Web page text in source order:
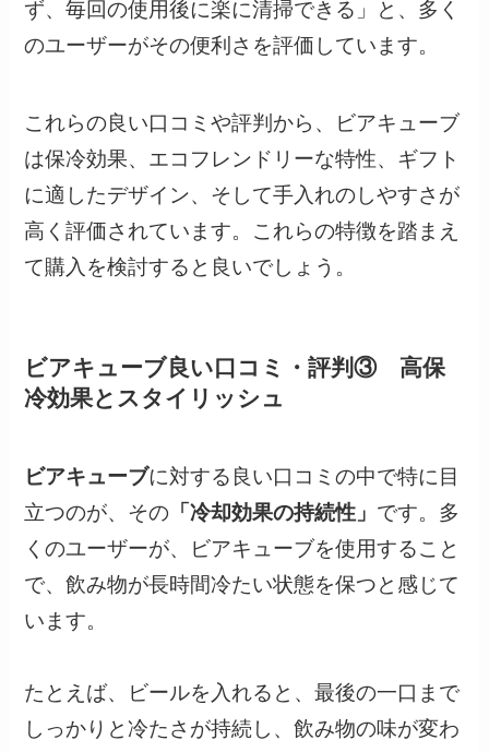
ず、毎回の使用後に楽に清掃できる」と、多く
のユーザーがその便利さを評価しています。
これらの良い口コミや評判から、ビアキューブ
は保冷効果、エコフレンドリーな特性、ギフト
に適したデザイン、そして手入れのしやすさが
高く評価されています。これらの特徴を踏まえ
て購入を検討すると良いでしょう。
ビアキューブ良い口コミ・評判③ 高保
冷効果とスタイリッシュ
ビアキューブに対する良い口コミの中で特に目
立つのが、その 「冷却効果の持続性」 です。多
くのユーザーが、ビアキューブを使用すること
で、飲み物が長時間冷たい状態を保つと感じて
います。
たとえば、ビールを入れると、最後の一口まで
しっかりと冷たさが持続し、飲み物の味が変わ